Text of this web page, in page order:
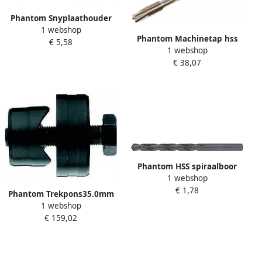
Phantom Snyplaathouder
20x 7
1 webshop
€ 5,58
Phantom Machinetap hss
din 376m 8
1 webshop
€ 38,07
Phantom Trekpons35.0mm
1 webshop
€ 159,02
Phantom HSS spiraalboor
DIN338N 2.00mm (2st)
1 webshop
€ 1,78